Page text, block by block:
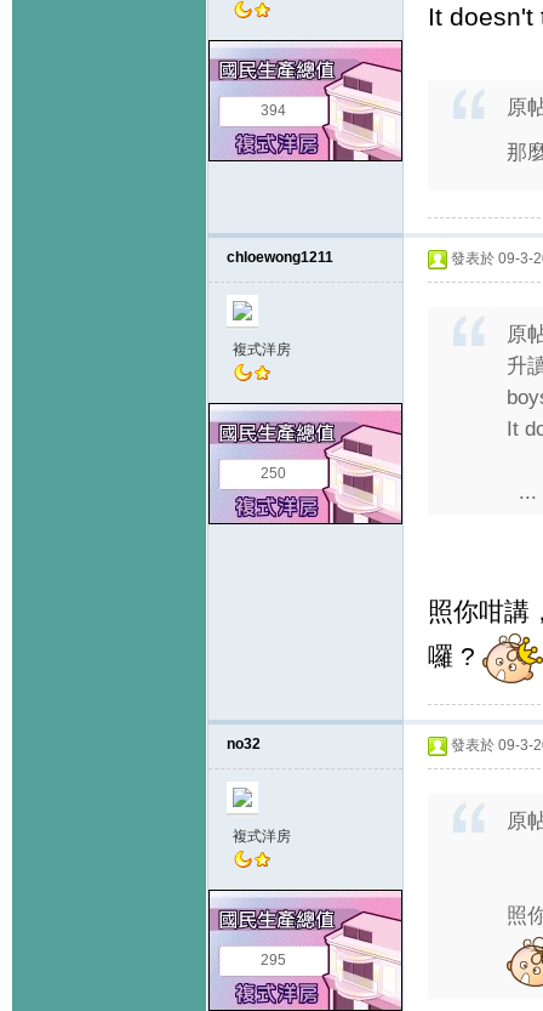
394
It doesn't
原
那
chloewong1211
複式洋房
250
發表於 09-3-
原
升
It
...
照你咁講
囉 ?
no32
複式洋房
295
發表於 09-3-
原
照